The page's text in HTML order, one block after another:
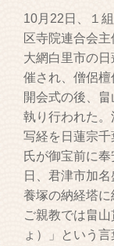
10月22日、１
区寺院連合会
大網白里市の
催され、僧侶檀
開会式の後、
執り行われた
写経を日蓮宗
氏が御宝前に
日、君津市加
養塚の納経塔に
ご親教では畠
ょ）」という